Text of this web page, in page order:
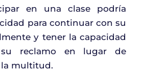
en una clase podría
para continuar con su
y tener la capacidad
reclamo en lugar de
la multitud.